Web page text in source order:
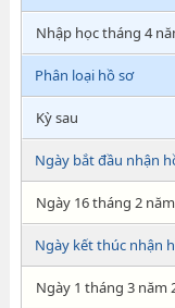
Nhập học tháng 4
Phân loại hồ sơ
Kỳ sau
Ngày bắt đầu nhận
Ngày 16 tháng 2
Ngày kết thúc nhận
Ngày 1 tháng 3 năm